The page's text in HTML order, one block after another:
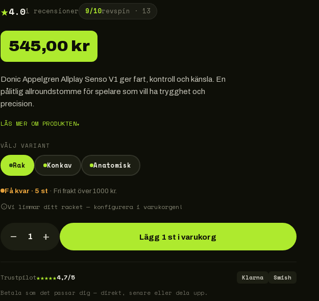
★4.01 recensioner 9/10revspin · 13
545,00 kr
Donic Appelgren Allplay Senso V1 ger fart, kontroll och känsla. En
pålitlig allroundstomme för spelare som vill ha trygghet och
precision.
LÄS MER OM PRODUKTEN▾
VÄLJ VARIANT
Rak Konkav Anatomisk
Få kvar · 5 st · Fri frakt över 1000 kr.
Vi limmar ditt racket — konfigurera i varukorgen!
− 1 + Lägg 1 st i varukorg
Trustpilot★★★★★4,7/5 Klarna
Swish
Betala som det passar dig — direkt, senare eller dela upp.